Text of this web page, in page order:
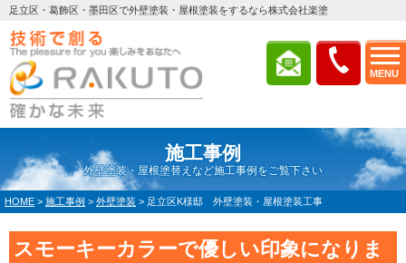
MENU
足立区・葛飾区・墨田区で外壁塗装・屋根塗装をするなら株式会社楽塗
施工事例
外壁塗装・屋根塗替えなど施工事例をご覧下さい
HOME > 施工事例 > 外壁塗装 > 足立区K様邸 外壁塗装・屋根塗装工事
スモーキーカラーで優しい印象になりま